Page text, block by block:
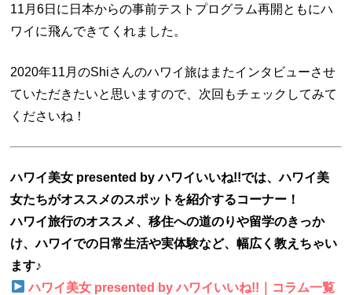
11月6日に日本からの事前テストプログラム再開ともにハ
ワイに飛んできてくれました。
2020年11月のShiさんのハワイ旅はまたインタビューさせ
ていただきたいと思いますので、次回もチェックしてみて
くださいね！
ハワイ美女 presented by ハワイいいね!!では、ハワイ美
女たちがオススメのスポットを紹介するコーナー！
ハワイ旅行のオススメ、移住への道のりや留学のきっか
け、ハワイでの日常生活や実体験など、幅広く教えちゃい
ます♪
ハワイ美女 presented by ハワイいいね!!｜コラム一覧